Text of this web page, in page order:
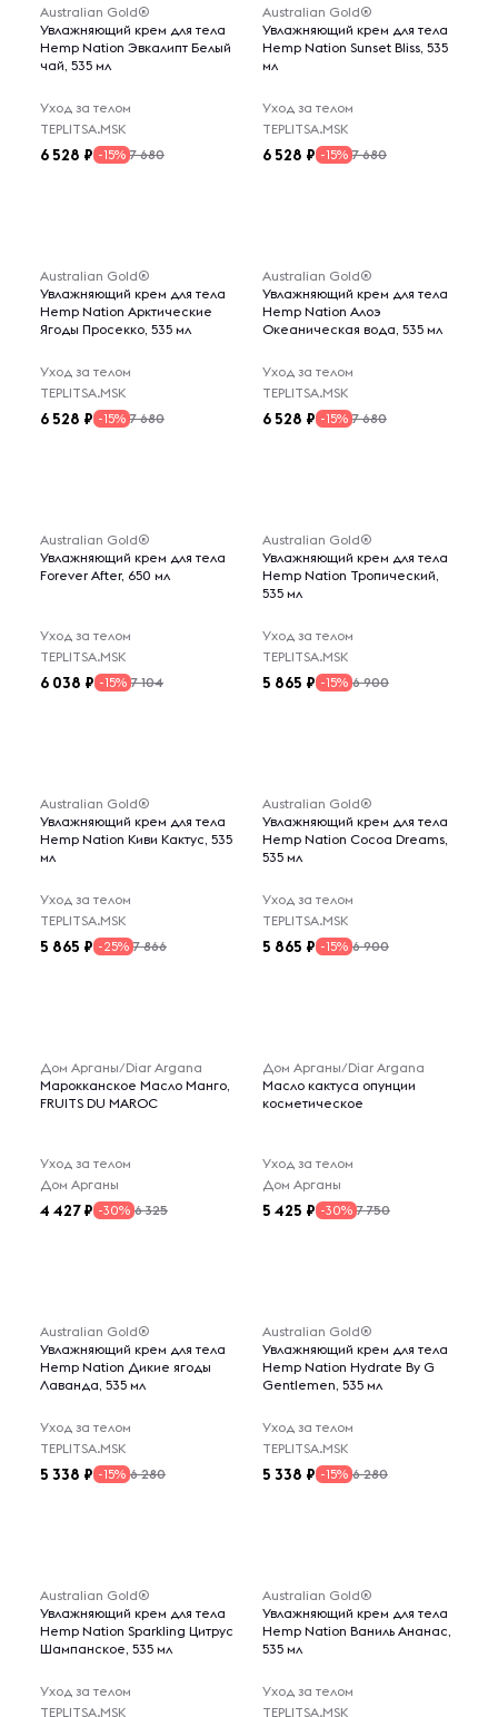
Australian Gold®
Увлажняющий крем для тела
Hemp Nation Эвкалипт Белый
чай, 535 мл
Уход за телом
TEPLITSA.MSK
6 528 -15% 7 680
Australian Gold®
Увлажняющий крем для тела
Hemp Nation Sunset Bliss, 535
мл
Уход за телом
TEPLITSA.MSK
6 528 -15% 7 680
Australian Gold®
Увлажняющий крем для тела
Hemp Nation Арктические
Ягоды Просекко, 535 мл
Уход за телом
TEPLITSA.MSK
6 528 -15% 7 680
Australian Gold®
Увлажняющий крем для тела
Hemp Nation Алоэ
Океаническая вода, 535 мл
Уход за телом
TEPLITSA.MSK
6 528 -15% 7 680
Australian Gold®
Увлажняющий крем для тела
Forever After, 650 мл
Уход за телом
TEPLITSA.MSK
6 038 -15% 7 104
Australian Gold®
Увлажняющий крем для тела
Hemp Nation Тропический,
535 мл
Уход за телом
TEPLITSA.MSK
5 865 -15% 6 900
Australian Gold®
Увлажняющий крем для тела
Hemp Nation Киви Кактус, 535
мл
Уход за телом
TEPLITSA.MSK
5 865 -25% 7 866
Australian Gold®
Увлажняющий крем для тела
Hemp Nation Cocoa Dreams,
535 мл
Уход за телом
TEPLITSA.MSK
5 865 -15% 6 900
Дом Арганы/Diar Argana
Марокканское Масло Манго,
FRUITS DU MAROC
Уход за телом
Дом Арганы
4 427 -30% 6 325
Дом Арганы/Diar Argana
Масло кактуса опунции
косметическое
Уход за телом
Дом Арганы
5 425 -30% 7 750
Australian Gold®
Увлажняющий крем для тела
Hemp Nation Дикие ягоды
Лаванда, 535 мл
Уход за телом
TEPLITSA.MSK
5 338 -15% 6 280
Australian Gold®
Увлажняющий крем для тела
Hemp Nation Hydrate By G
Gentlemen, 535 мл
Уход за телом
TEPLITSA.MSK
5 338 -15% 6 280
Australian Gold®
Увлажняющий крем для тела
Hemp Nation Sparkling Цитрус
Шампанское, 535 мл
Уход за телом
TEPLITSA.MSK
Australian Gold®
Увлажняющий крем для тела
Hemp Nation Ваниль Ананас,
535 мл
Уход за телом
TEPLITSA.MSK